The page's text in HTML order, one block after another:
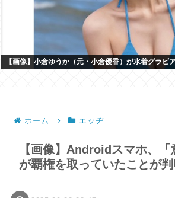
【画像】小倉ゆうか（元・小倉優香）が水着グラビ
ホーム エッヂ
【画像】Androidスマホ、「
が覇権を取っていたことが